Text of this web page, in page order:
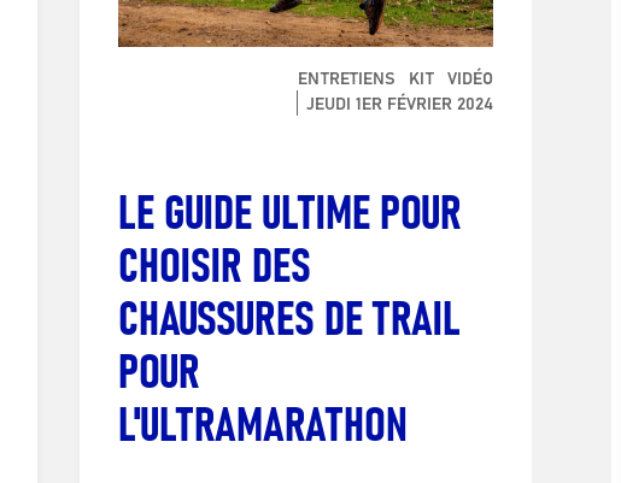
ENTRETIENS KIT VIDÉO
JEUDI 1ER FÉVRIER 2024
LE GUIDE ULTIME POUR
CHOISIR DES
CHAUSSURES DE TRAIL
POUR
L'ULTRAMARATHON